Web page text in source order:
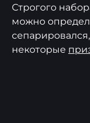
Строгого
можно
некоторые